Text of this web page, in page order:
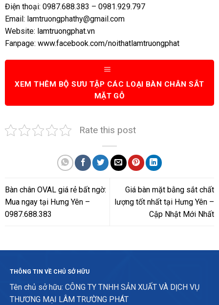
Điện thoại: 0987.688.383 – 0981.929.797
Email: lamtruongphathy@gmail.com
Website: lamtruongphat.vn
Fanpage: www.facebook.com/noithatlamtruongphat
XEM THÊM BỘ SƯU TẬP CÁC LOẠI BÀN CHÂN SẮT
MẶT GỖ
Rate this post
Bàn chân OVAL giá rẻ bất ngờ:
Mua ngay tại Hưng Yên –
0987.688.383
Giá bàn mặt bằng sắt chất
lượng tốt nhất tại Hưng Yên –
Cập Nhật Mới Nhất
THÔNG TIN VỀ CHỦ SỞ HỮU
Tên chủ sở hữu: CÔNG TY TNHH SẢN XUẤT VÀ DỊCH VỤ
THƯƠNG MẠI LÂM TRƯỜNG PHÁT